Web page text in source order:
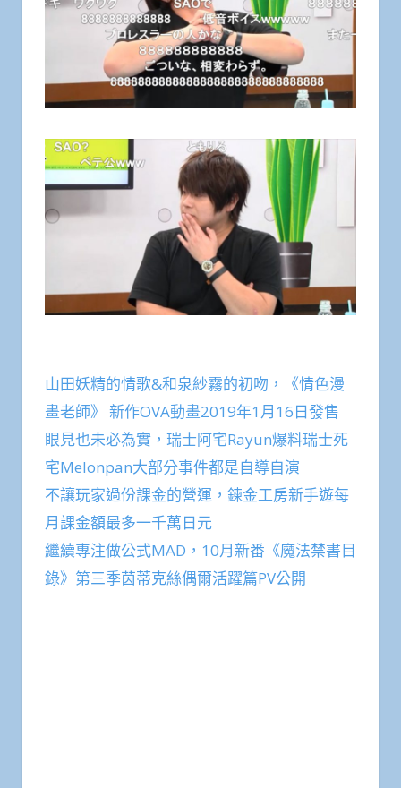
山田妖精的情歌&和泉紗霧的初吻，《情色漫
畫老師》 新作OVA動畫2019年1月16日發售
眼見也未必為實，瑞士阿宅Rayun爆料瑞士死
宅Melonpan大部分事件都是自導自演
不讓玩家過份課金的營運，鍊金工房新手遊每
月課金額最多一千萬日元
繼續專注做公式MAD，10月新番《魔法禁書目
錄》第三季茵蒂克絲偶爾活躍篇PV公開